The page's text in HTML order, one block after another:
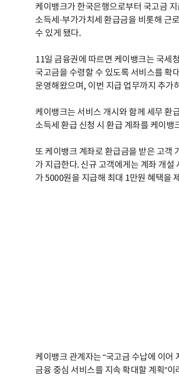
케이뱅크가 한국은행으로부터 국고금
소득세·부가가치세 환급금을 비롯해 근
수 있게 됐다.
11일 금융권에 따르면 케이뱅크는 국세
국고금을 수령할 수 있도록 서비스를 확
운영해왔으며, 이번 지급 업무까지 추가
케이뱅크는 서비스 개시와 함께 세무 환
소득세 환급 신청 시 환급 계좌를 케이
또 케이뱅크 계좌로 환급금을 받은 고객
가 지급한다. 신규 고객에게는 계좌 개설
가 5000원을 지급해 최대 1만원 혜택을
케이뱅크 관계자는 “국고금 수납에 이어
금융 중심 서비스를 지속 확대할 계획”이